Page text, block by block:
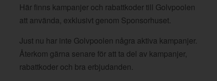
Här finns kampanjer och rabattkoder till Golvpoolen
att använda, exklusivt genom Sponsorhuset.
Just nu har inte Golvpoolen några aktiva kampanjer.
Återkom gärna senare för att ta del av kampanjer,
rabattkoder och bra erbjudanden.